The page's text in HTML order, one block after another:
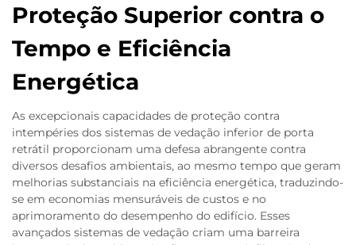
Proteção Superior contra o
Tempo e Eficiência
Energética
As excepcionais capacidades de proteção contra
intempéries dos sistemas de vedação inferior de porta
retrátil proporcionam uma defesa abrangente contra
diversos desafios ambientais, ao mesmo tempo que geram
melhorias substanciais na eficiência energética, traduzindo-
se em economias mensuráveis de custos e no
aprimoramento do desempenho do edifício. Esses
avançados sistemas de vedação criam uma barreira